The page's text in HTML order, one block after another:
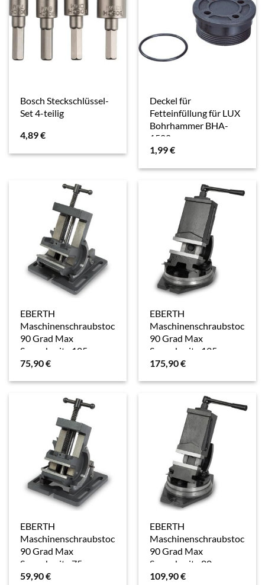
Bosch Steckschlüssel-
Set 4-teilig
4,89€
Deckel für
Fetteinfüllung für LUX
Bohrhammer BHA-
1500
1,99€
EBERTH
Maschinenschraubstock
90 Grad Max
Spannbreite 105 mm
Backenbreite 100 mm
75,90€
EBERTH
Maschinenschraubstock
90 Grad Max
Spannbreite 125 mm
Backenbreite 160 mm
175,90€
EBERTH
Maschinenschraubstock
90 Grad Max
Spannbreite 75 mm
Backenbreite 75 mm
59,90€
EBERTH
Maschinenschraubstock
90 Grad Max
Spannbreite 80 mm
Backenbreite 100 mm
109,90€